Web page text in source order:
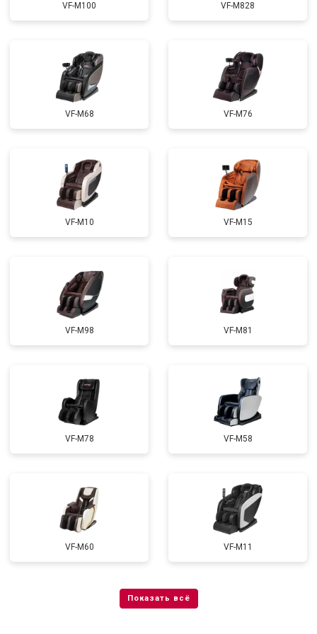
Ремонт сканера от 4800 ₽ Заказать
Ремонт купюроприемника
Замена сетевого трансформатора от 4500 ₽ Заказать
Ремонт микро-лифта от 5500 ₽
VF-M100 VF-M828
VF-M68 VF-M76
VF-M10 VF-M15
VF-M98 VF-M81
VF-M78 VF-M58
VF-M60 VF-M11